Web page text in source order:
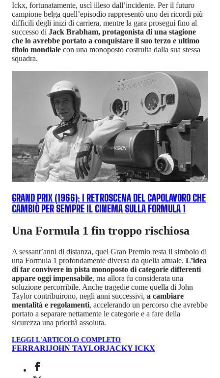
Ickx, fortunatamente, uscì illeso dall’incidente. Per il futuro
campione belga quell’episodio rappresentò uno dei ricordi più
difficili degli inizi di carriera, mentre la gara proseguì fino al
successo di Jack Brabham, protagonista di una stagione
che lo avrebbe portato a conquistare il suo terzo e ultimo
titolo mondiale con una monoposto costruita dalla sua stessa
squadra.
GRAND PRIX (1966): I RETROSCENA DEL CAPOLAVORO CHE
CAMBIÒ PER SEMPRE IL CINEMA SULLA FORMULA 1
Una Formula 1 fin troppo rischiosa
A sessant’anni di distanza, quel Gran Premio resta il simbolo di
una Formula 1 profondamente diversa da quella attuale. L’idea
di far convivere in pista monoposto di categorie differenti
appare oggi impensabile, ma allora fu considerata una
soluzione percorribile. Anche tragedie come quella di John
Taylor contribuirono, negli anni successivi, a cambiare
mentalità e regolamenti, accelerando un percorso che avrebbe
portato a separare nettamente le categorie e a fare della
sicurezza una priorità assoluta.
LEGGI L'ARTICOLO COMPLETO
FERRARIJOHN TAYLORJACKY ICKX